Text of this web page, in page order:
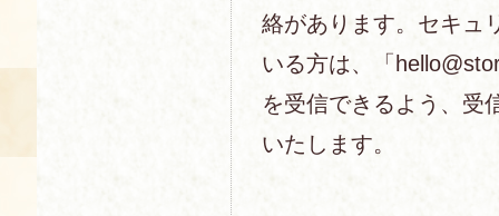
絡があります。セキュ
いる方は、「
を受信できるよう、受
いたします。